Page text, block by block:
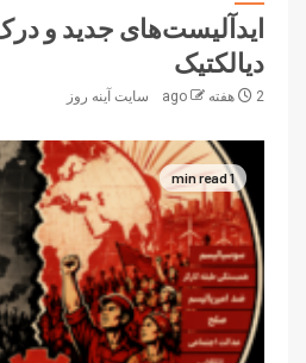
ایدآلیست‌های جدید و
دیالکتیک
2 هفته ago سایت آینه‌ روز
1 min read